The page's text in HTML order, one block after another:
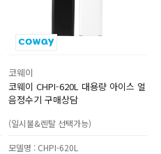
코웨이
코웨이 CHPI-620L 대용량 아이스 얼
음정수기 구매상담
(일시불&렌탈 선택가능)
모델명 : CHPI-620L